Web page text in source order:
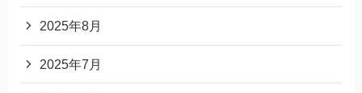
2025年8月
2025年7月